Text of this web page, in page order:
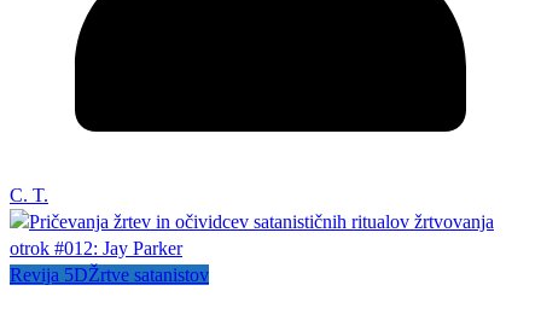
C. T.
Revija 5DŽrtve satanistov